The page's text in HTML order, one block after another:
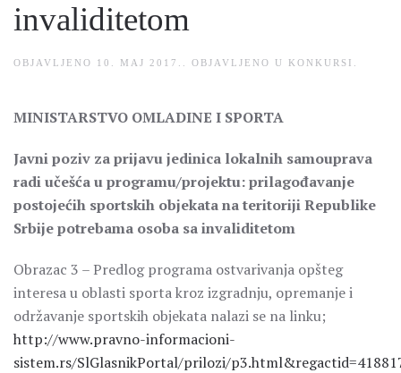
invaliditetom
OBJAVLJENO 10. MAJ 2017. . OBJAVLJENO U KONKURSI
MINISTARSTVO OMLADINE I SPORTA
Javni poziv za prijavu jedinica lokalnih samouprava
radi učešća u programu/projektu: prilagođavanje
postojećih sportskih objekata na teritoriji Republike
Srbije potrebama osoba sa invaliditetom
Obrazac 3 – Predlog programa ostvarivanja opšteg
interesa u oblasti sporta kroz izgradnju, opremanje i
održavanje sportskih objekata nalazi se na linku;
http://www.pravno-informacioni-
sistem.rs/SlGlasnikPortal/prilozi/